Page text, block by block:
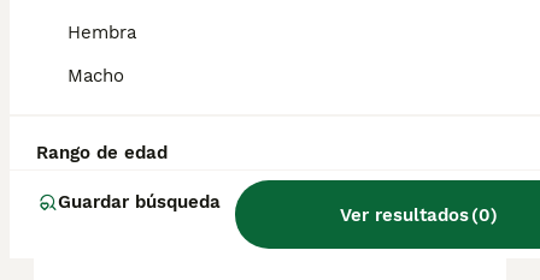
Hembra
Macho
Rango de edad
Guardar búsqueda
Ver resultados(0)
criadores responsables que garanticen la
Informarse bien y comparar opciones antes
¿Qué es un gato van turco?